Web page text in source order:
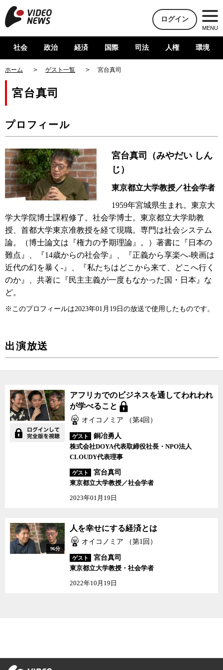
ログイン
MENU
社会 政治 経済 国際 司法 人権 環境
ホーム ゲスト一覧 宮台真司
宮台真司
プロフィール
宮台真司（みやだい しん
じ）
東京都立大学教授／社会学者
1959年宮城県生まれ。東京大
学大学院博士課程修了。社会学博士。東京都立大学助教
授、首都大学東京准教授を経て現職。専門は社会システム
論。（博士論文は『権力の予期理論』。）著書に『日本の
難点』、『14歳からの社会学』、『正義から享楽へ-映画は
近代の幻を暴く-』、『私たちはどこから来て、どこへ行く
のか』、共著に『民主主義が一度もなかった国・日本』な
ど。
※このプロフィールは2023年01月19日の放送で使用したものです。
出演放送
アフリカでのビジネスを通してわれわれ
が学べること
オイコノミア （第4回）
ゲスト
銅冶勇人
株式会社DOYA代表取締役社長・NPO法人
CLOUDY代表理事
ゲスト
宮台真司
東京都立大学教授／社会学者
2023年01月19日
96分
人を幸せにする経済とは
オイコノミア （第1回）
ゲスト
宮台真司
東京都立大学教授・社会学者
2022年10月19日